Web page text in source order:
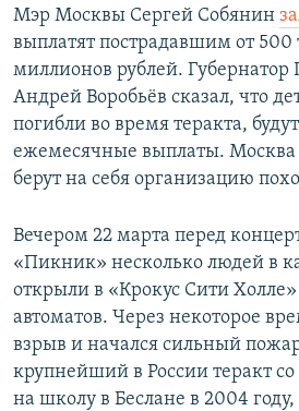
Мэр Москвы Сергей Собянин
выплатят пострадавшим от 500
миллионов рублей. Губернатор
Андрей Воробьёв сказал, что
погибли во время теракта,
ежемесячные выплаты. Москва
берут на себя организацию
Вечером 22 марта перед
«Пикник» несколько людей в
открыли в «Крокус Сити Холле»
автоматов. Через некоторое
взрыв и начался сильный
крупнейший в России теракт
на школу в Беслане в 2004